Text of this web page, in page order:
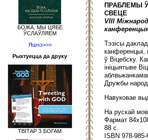
БОЖА, МЫ ЦЯБЕ
ЎСЛАЎЛЯЕМ
Яшчэ>>>
Рыхтуецца да друку
ТВІТАР З БОГАМ
ПРАБЛЕМЫ
СВЕЦЕ
VIII
Тэзісы
канференцыі,
ў Віцебску.
ініцыятыве
Дружбы
Навуковае
На рускай
Фармат
88 с.
ISBN 978-